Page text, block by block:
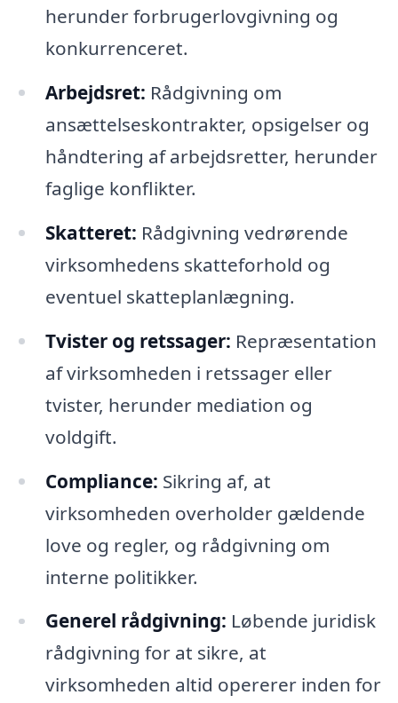
herunder forbrugerlovgivning og
konkurrenceret.
Arbejdsret: Rådgivning om
ansættelseskontrakter, opsigelser og
håndtering af arbejdsretter, herunder
faglige konflikter.
Skatteret: Rådgivning vedrørende
virksomhedens skatteforhold og
eventuel skatteplanlægning.
Tvister og retssager: Repræsentation
af virksomheden i retssager eller
tvister, herunder mediation og
voldgift.
Compliance: Sikring af, at
virksomheden overholder gældende
love og regler, og rådgivning om
interne politikker.
Generel rådgivning: Løbende juridisk
rådgivning for at sikre, at
virksomheden altid opererer inden for